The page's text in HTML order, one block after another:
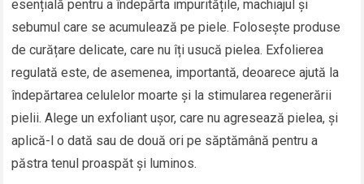
esențială pentru a îndepărta impuritățile, machiajul și
sebumul care se acumulează pe piele. Folosește produse
de curățare delicate, care nu îți usucă pielea. Exfolierea
regulată este, de asemenea, importantă, deoarece ajută la
îndepărtarea celulelor moarte și la stimularea regenerării
pielii. Alege un exfoliant ușor, care nu agresează pielea, și
aplică-l o dată sau de două ori pe săptămână pentru a
păstra tenul proaspăt și luminos.